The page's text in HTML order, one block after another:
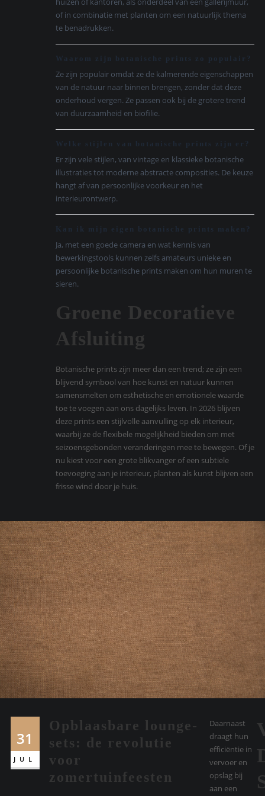
of in combinatie met planten om een natuurlijk thema
te benadrukken.
Waarom zijn botanische prints zo populair?
Ze zijn populair omdat ze de kalmerende eigenschappen
van de natuur naar binnen brengen, zonder dat deze
onderhoud vergen. Ze passen ook bij de grotere trend
van duurzaamheid en biofilie.
Welke stijlen van botanische prints zijn er?
Er zijn vele stijlen, van vintage en klassieke botanische
illustraties tot moderne abstracte composities. De keuze
hangt af van persoonlijke voorkeur en het
interieurontwerp.
Kan ik mijn eigen botanische prints maken?
Ja, met een goede camera en wat kennis van
bewerkingstools kunnen zelfs amateurs unieke en
persoonlijke botanische prints maken om hun muren te
sieren.
Groene Decoratieve
Afsluiting
Botanische prints zijn meer dan een trend; ze zijn een
blijvend symbool van hoe kunst en natuur kunnen
samensmelten om esthetische en emotionele waarde
toe te voegen aan ons dagelijks leven. In 2026 blijven
deze prints een stijlvolle aanvulling op elk interieur,
waarbij ze de flexibele mogelijkheid bieden om met
seizoensgebonden veranderingen mee te bewegen. Of je
nu kiest voor een grote blikvanger of een subtiele
toevoeging aan je interieur, planten als kunst blijven een
frisse wind door je huis.
31
JUL
Opblaasbare lounge-
sets: de revolutie
voor
zomertuinfeesten
Daarnaast
draagt hun
efficiëntie in
vervoer en
opslag bij
aan een